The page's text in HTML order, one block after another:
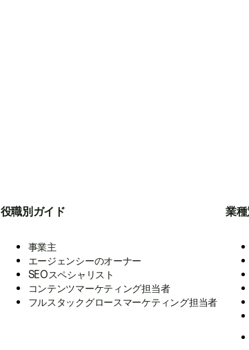
役職別ガイド
事業主
エージェンシーのオーナー
SEOスペシャリスト
コンテンツマーケティング担当者
フルスタックグロースマーケティング担当者
業